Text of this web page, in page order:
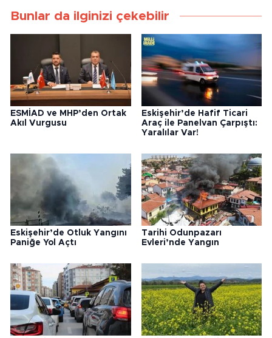
Bunlar da ilginizi çekebilir
ESMİAD ve MHP’den Ortak
Akıl Vurgusu
Eskişehir’de Hafif Ticari
Araç ile Panelvan Çarpıştı:
Yaralılar Var!
Eskişehir’de Otluk Yangını
Paniğe Yol Açtı
Tarihi Odunpazarı
Evleri’nde Yangın